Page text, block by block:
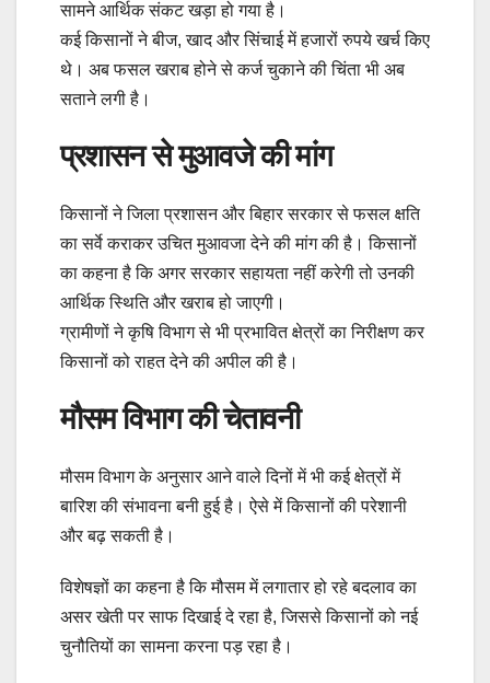
सामने आर्थिक संकट खड़ा हो गया है।
कई किसानों ने बीज, खाद और सिंचाई में हजारों रुपये खर्च किए
थे। अब फसल खराब होने से कर्ज चुकाने की चिंता भी अब
सताने लगी है।
प्रशासन से मुआवजे की मांग
किसानों ने जिला प्रशासन और बिहार सरकार से फसल क्षति
का सर्वे कराकर उचित मुआवजा देने की मांग की है। किसानों
का कहना है कि अगर सरकार सहायता नहीं करेगी तो उनकी
आर्थिक स्थिति और खराब हो जाएगी।
ग्रामीणों ने कृषि विभाग से भी प्रभावित क्षेत्रों का निरीक्षण कर
किसानों को राहत देने की अपील की है।
मौसम विभाग की चेतावनी
मौसम विभाग के अनुसार आने वाले दिनों में भी कई क्षेत्रों में
बारिश की संभावना बनी हुई है। ऐसे में किसानों की परेशानी
और बढ़ सकती है।
विशेषज्ञों का कहना है कि मौसम में लगातार हो रहे बदलाव का
असर खेती पर साफ दिखाई दे रहा है, जिससे किसानों को नई
चुनौतियों का सामना करना पड़ रहा है।